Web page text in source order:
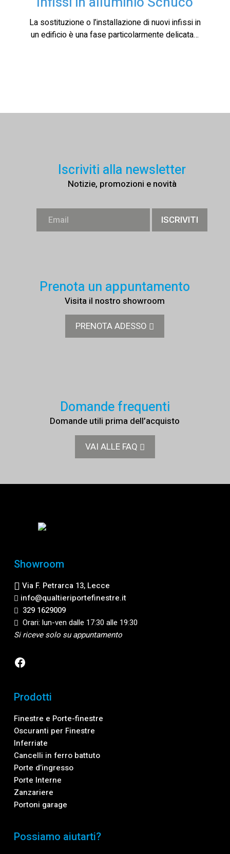
La sostituzione o l’installazione di nuovi infissi in
un edificio è una fase particolarmente delicata…
Iscriviti alla newsletter
Notizie, promozioni e novità
Prenota un appuntamento
Visita il nostro showroom
PRENOTA ADESSO
Domande frequenti
Domande utili prima dell’acquisto
VAI ALLE FAQ
Showroom
Via F. Petrarca 13, Lecce
info@qualtieriportefinestre.it
329 1629009
Orari: lun-ven dalle 17:30 alle 19:30
Si riceve solo su appuntamento
Prodotti
Finestre e Porte-finestre
Oscuranti per Finestre
Inferriate
Cancelli in ferro battuto
Porte d’ingresso
Porte Interne
Zanzariere
Portoni garage
Possiamo aiutarti?